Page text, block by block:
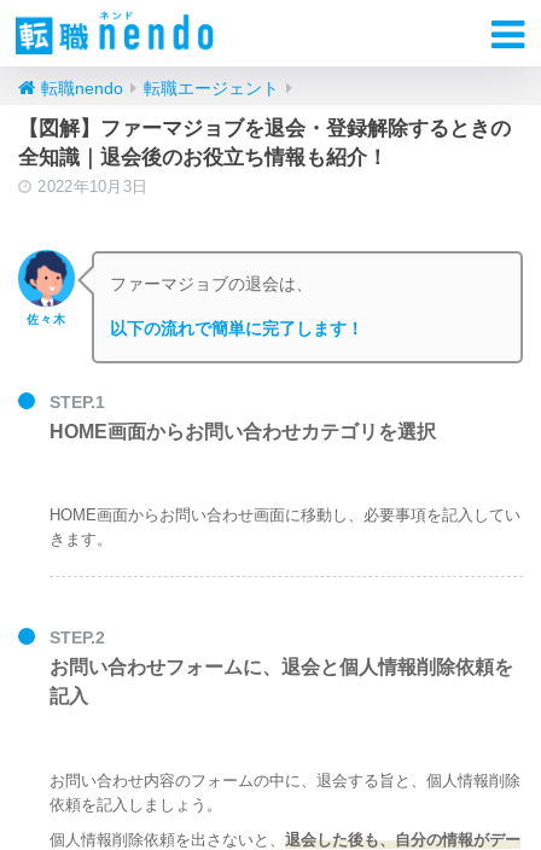
転職nendo 転職エージェント
【図解】ファーマジョブを退会・登録解除するときの
全知識｜退会後のお役立ち情報も紹介！
2022年10月3日
佐々木
ファーマジョブの退会は、
以下の流れで簡単に完了します！
STEP.1
HOME画面からお問い合わせカテゴリを選択
HOME画面からお問い合わせ画面に移動し、必要事項を記入してい
きます。
STEP.2
お問い合わせフォームに、退会と個人情報削除依頼を
記入
お問い合わせ内容のフォームの中に、退会する旨と、個人情報削除
依頼を記入しましょう。
個人情報削除依頼を出さないと、退会した後も、自分の情報がデー